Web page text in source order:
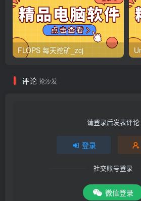
FLOPS 每天挖矿_zcj
评论 抢沙发
请登录后发表评论
登录
社交账号登录
微信登录